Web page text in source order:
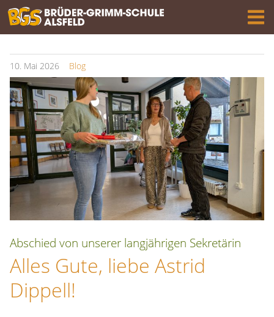
10. Mai 2026 Blog
Abschied von unserer langjährigen Sekretärin
Alles Gute, liebe Astrid
Dippell!